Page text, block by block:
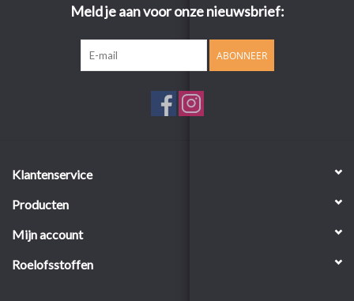
Meld je aan voor onze nieuwsbrief:
ABONNEER
Klantenservice
Producten
Mijn account
Roelofsstoffen